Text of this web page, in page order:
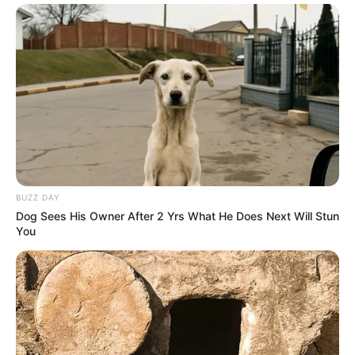
susceptible d’évoluer jusqu’à 15 minutes avant la course
du Tiercé Quarté Quinté.
Pour vous aider à faire votre prono n’hésitez pas à utiliser
notre logiciel de
Pronostics-Spotou bien notrelogiciel-Turf
ils ont l’avantage d’être gratuits.
BUZZ DAY
Dog Sees His Owner After 2 Yrs What He Does Next Will Stun
You